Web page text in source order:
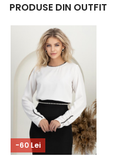
PRODUSE DIN OUTFIT
-60 Lei